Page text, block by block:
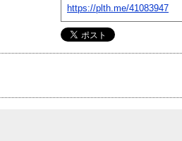
https://plth.me/41083947